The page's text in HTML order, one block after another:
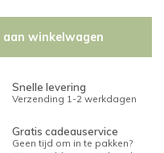
aan winkelwagen
Snelle levering
Verzending 1-2 werkdagen
Gratis cadeauservice
Geen tijd om in te pakken?